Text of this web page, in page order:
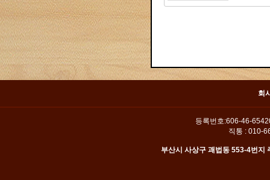
회
등록번호:606-46-
직통 : 010-
부산시 사상구 괘법동 553-4번지